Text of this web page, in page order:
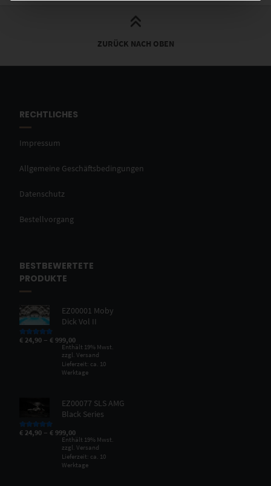
ZURÜCK NACH OBEN
RECHTLICHES
Impressum
Allgemeine Geschäftsbedingungen
Datenschutz
Bestellvorgang
BESTBEWERTETE
PRODUKTE
EZ00001 Moby
Dick Vol II
Bewertet mit
von 5
€ 24,90 –€ 999,00
Enthält 19% Mwst.
zzgl.Versand
Lieferzeit: ca. 10
Werktage
EZ00077 SLS AMG
Black Series
Bewertet mit
von 5
€ 24,90 –€ 999,00
Enthält 19% Mwst.
zzgl.Versand
Lieferzeit: ca. 10
Werktage